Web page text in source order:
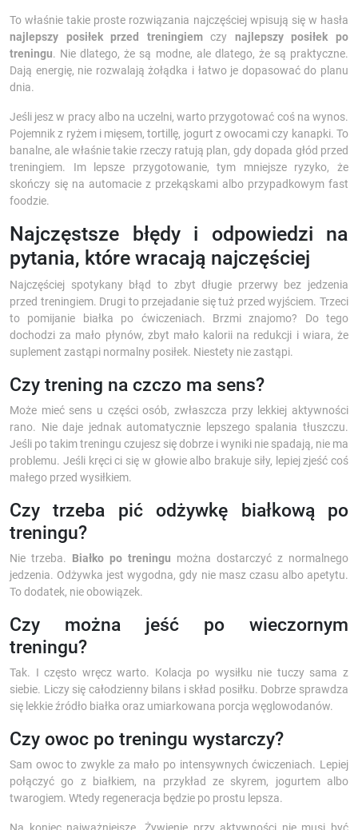
To właśnie takie proste rozwiązania najczęściej wpisują się w hasła
najlepszy posiłek przed treningiemczy najlepszy posiłek po
treningu. Nie dlatego, że są modne, ale dlatego, że są praktyczne.
Dają energię, nie rozwalają żołądka i łatwo je dopasować do planu
dnia.
Jeśli jesz w pracy albo na uczelni, warto przygotować coś na wynos.
Pojemnik z ryżem i mięsem, tortillę, jogurt z owocami czy kanapki. To
banalne, ale właśnie takie rzeczy ratują plan, gdy dopada głód przed
treningiem. Im lepsze przygotowanie, tym mniejsze ryzyko, że
skończy się na automacie z przekąskami albo przypadkowym fast
foodzie.
Najczęstsze błędy i odpowiedzi na
pytania, które wracają najczęściej
Najczęściej spotykany błąd to zbyt długie przerwy bez jedzenia
przed treningiem. Drugi to przejadanie się tuż przed wyjściem. Trzeci
to pomijanie białka po ćwiczeniach. Brzmi znajomo? Do tego
dochodzi za mało płynów, zbyt mało kalorii na redukcji i wiara, że
suplement zastąpi normalny posiłek. Niestety nie zastąpi.
Czy trening na czczo ma sens?
Może mieć sens u części osób, zwłaszcza przy lekkiej aktywności
rano. Nie daje jednak automatycznie lepszego spalania tłuszczu.
Jeśli po takim treningu czujesz się dobrze i wyniki nie spadają, nie ma
problemu. Jeśli kręci ci się w głowie albo brakuje siły, lepiej zjeść coś
małego przed wysiłkiem.
Czy trzeba pić odżywkę białkową po
treningu?
Nie trzeba. Białko po treningu można dostarczyć z normalnego
jedzenia. Odżywka jest wygodna, gdy nie masz czasu albo apetytu.
To dodatek, nie obowiązek.
Czy można jeść po wieczornym
treningu?
Tak. I często wręcz warto. Kolacja po wysiłku nie tuczy sama z
siebie. Liczy się całodzienny bilans i skład posiłku. Dobrze sprawdza
się lekkie źródło białka oraz umiarkowana porcja węglowodanów.
Czy owoc po treningu wystarczy?
Sam owoc to zwykle za mało po intensywnych ćwiczeniach. Lepiej
połączyć go z białkiem, na przykład ze skyrem, jogurtem albo
twarogiem. Wtedy regeneracja będzie po prostu lepsza.